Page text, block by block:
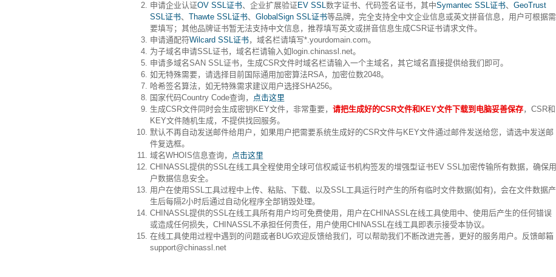
申请企业认证OV SSL证书、企业扩展验证EV SSL数字证书、代码签名证书，其中Symantec SSL证书、 GeoTrust
SSL证书、 Thawte SSL证书、 GlobalSign SSL证书等品牌，完全支持全中文企业信息或英文拼音信息，用户可根据需
要填写；其他品牌证书暂无法支持中文信息，推荐填写英文或拼音信息生成CSR证书请求文件。
申请通配符Wilcard SSL证书，域名栏请填写*.yourdomain.com。
为子域名申请SSL证书，域名栏请输入如login.chinassl.net。
申请多域名SAN SSL证书，生成CSR文件时域名栏请输入一个主域名，其它域名直接提供给我们即可。
如无特殊需要，请选择目前国际通用加密算法RSA，加密位数2048。
哈希签名算法，如无特殊需求建议用户选择SHA256。
国家代码Country Code查询， 点击这里
生成CSR文件同时会生成密钥KEY文件，非常重要， 请把生成好的CSR文件和KEY文件下载到电脑妥善保存，CSR和
KEY文件随机生成，不提供找回服务。
默认不再自动发送邮件给用户，如果用户把需要系统生成好的CSR文件与KEY文件通过邮件发送给您，请选中发送邮
件复选框。
域名WHOIS信息查询， 点击这里
CHINASSL提供的SSL在线工具全程使用全球可信权威证书机构签发的增强型证书EV SSL加密传输所有数据，确保用
户数据信息安全。
用户在使用SSL工具过程中上传、粘贴、下载、以及SSL工具运行时产生的所有临时文件数据(如有)，会在文件数据产
生后每隔2小时后通过自动化程序全部销毁处理。
CHINASSL提供的SSL在线工具所有用户均可免费使用，用户在CHINASSL在线工具使用中、使用后产生的任何错误
或造成任何损失，CHINASSL不承担任何责任，用户使用CHINASSL在线工具即表示接受本协议。
在线工具使用过程中遇到的问题或者BUG欢迎反馈给我们，可以帮助我们不断改进完善，更好的服务用户。反馈邮箱
support@chinassl.net